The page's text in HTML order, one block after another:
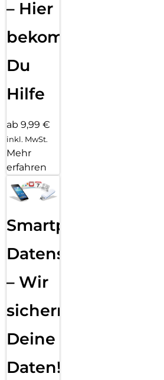
– Hier
bekommst
Du
Hilfe
ab 9,99 €
inkl. MwSt.
Mehr
erfahren
Smartphone
Datensicherung
– Wir
sichern
Deine
Daten!